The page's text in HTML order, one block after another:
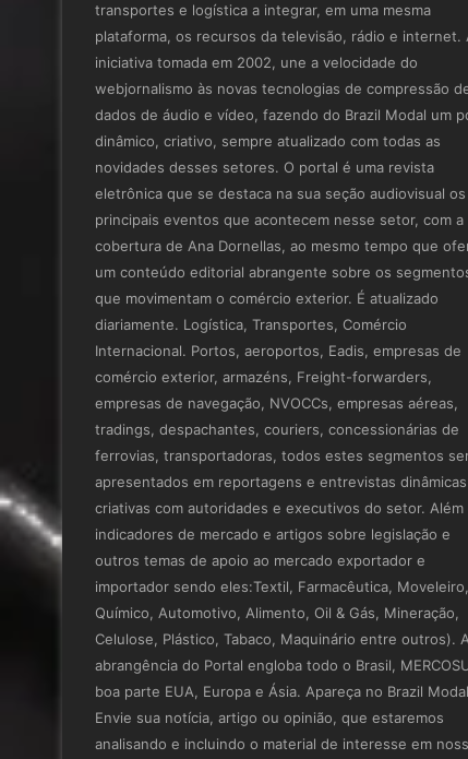
transportes e logística a integrar, em uma mesma
plataforma, os recursos da televisão, rádio e internet.
iniciativa tomada em 2002, une a velocidade do
webjornalismo às novas tecnologias de compressão
dados de áudio e vídeo, fazendo do Brazil Modal um
dinâmico, criativo, sempre atualizado com todas as
novidades desses setores. O portal é uma revista
eletrônica que se destaca na sua seção audiovisual os
principais eventos que acontecem nesse setor, com a
cobertura de Ana Dornellas, ao mesmo tempo que
um conteúdo editorial abrangente sobre os
que movimentam o comércio exterior. É atualizado
diariamente. Logística, Transportes, Comércio
Internacional. Portos, aeroportos, Eadis, empresas de
comércio exterior, armazéns, Freight-forwarders,
empresas de navegação, NVOCCs, empresas aéreas,
tradings, despachantes, couriers, concessionárias de
ferrovias, transportadoras, todos estes segmentos
apresentados em reportagens e entrevistas
criativas com autoridades e executivos do setor. Além
indicadores de mercado e artigos sobre legislação e
outros temas de apoio ao mercado exportador e
importador sendo eles:Textil, Farmacêutica, Moveleiro,
Químico, Automotivo, Alimento, Oil & Gás, Mineração,
Celulose, Plástico, Tabaco, Maquinário entre outros).
abrangência do Portal engloba todo o Brasil,
boa parte EUA, Europa e Ásia. Apareça no Brazil
Envie sua notícia, artigo ou opinião, que estaremos
analisando e incluindo o material de interesse em